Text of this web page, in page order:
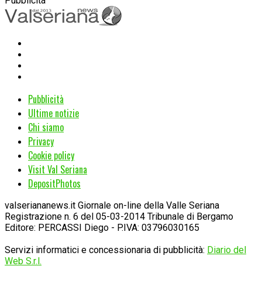
Pubblicità
Ultime notizie
Chi siamo
Privacy
Cookie policy
Visit Val Seriana
DepositPhotos
valseriananews.it Giornale on-line della Valle Seriana
Registrazione n. 6 del 05-03-2014 Tribunale di Bergamo
Editore: PERCASSI Diego - P.IVA: 03796030165
Servizi informatici e concessionaria di pubblicità: Diario del
Web S.r.l.